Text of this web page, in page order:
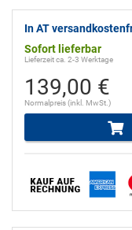
In AT
Sofort lieferbar
Lieferzeit ca. 2-3 Werktage
139,00 €
Normalpreis (inkl. MwSt.)